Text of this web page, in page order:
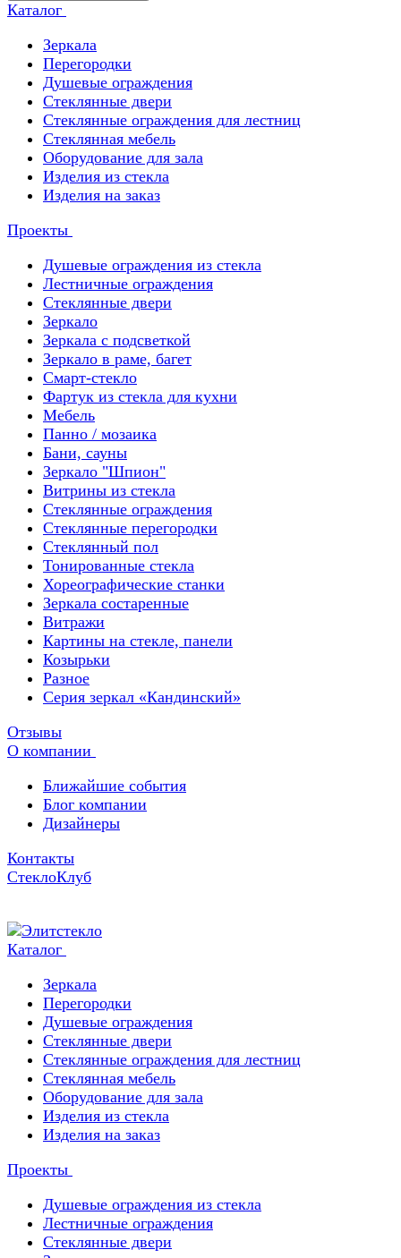
Каталог
Зеркала
Перегородки
Душевые ограждения
Стеклянные двери
Стеклянные ограждения для лестниц
Стеклянная мебель
Оборудование для зала
Изделия из стекла
Изделия на заказ
Проекты
Душевые ограждения из стекла
Лестничные ограждения
Стеклянные двери
Зеркало
Зеркала с подсветкой
Зеркало в раме, багет
Смарт-стекло
Фартук из стекла для кухни
Мебель
Панно / мозаика
Бани, сауны
Зеркало "Шпион"
Витрины из стекла
Стеклянные ограждения
Стеклянные перегородки
Стеклянный пол
Тонированные стекла
Хореографические станки
Зеркала состаренные
Витражи
Картины на стекле, панели
Козырьки
Разное
Серия зеркал «Кандинский»
Отзывы
О компании
Ближайшие события
Блог компании
Дизайнеры
Контакты
СтеклоКлуб
Каталог
Зеркала
Перегородки
Душевые ограждения
Стеклянные двери
Стеклянные ограждения для лестниц
Стеклянная мебель
Оборудование для зала
Изделия из стекла
Изделия на заказ
Проекты
Душевые ограждения из стекла
Лестничные ограждения
Стеклянные двери